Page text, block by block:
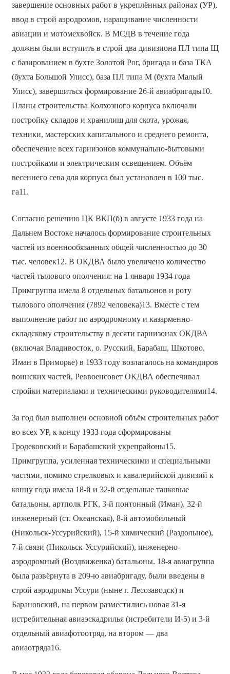
завершение основных работ в укреплённых районах (УР),
ввод в строй аэродромов, наращивание численности
авиации и мотомехвойск. В МСДВ в течение года
должны были вступить в строй два дивизиона ПЛ типа Щ
с базированием в бухте Золотой Рог, бригада и база ТКА
(бухта Большой Улисс), база ПЛ типа М (бухта Малый
Улисс), завершиться формирование 26-й авиабригады10.
Планы строительства Колхозного корпуса включали
постройку складов и хранилищ для скота, урожая,
техники, мастерских капитального и среднего ремонта,
обеспечение всех гарнизонов коммунально-бытовыми
постройками и электрическим освещением. Объём
весеннего сева для корпуса был установлен в 100 тыс.
га11.
Согласно решению ЦК ВКП(б) в августе 1933 года на
Дальнем Востоке началось формирование строительных
частей из военнообязанных общей численностью до 30
тыс. человек12. В ОКДВА было увеличено количество
частей тылового ополчения: на 1 января 1934 года
Примгруппа имела 8 отдельных батальонов и роту
тылового ополчения (7892 человека)13. Вместе с тем
выполнение работ по аэродромному и казарменно-
складскому строительству в десяти гарнизонах ОКДВА
(включая Владивосток, о. Русский, Барабаш, Шкотово,
Иман в Приморье) в 1933 году возлагалось на командиров
воинских частей, Реввоенсовет ОКДВА обеспечивал
стройки материалами и техническими руководителями14.
За год был выполнен основной объём строительных работ
во всех УР, к концу 1933 года сформированы
Гродековский и Барабашский укрепрайоны15.
Примгруппа, усиленная техническими и специальными
частями, помимо стрелковых и кавалерийской дивизий к
концу года имела 18-й и 32-й отдельные танковые
батальоны, артполк РГК, 3-й понтонный (Иман), 32-й
инженерный (ст. Океанская), 8-й автомобильный
(Никольск-Уссурийский), 15-й химический (Раздольное),
7-й связи (Никольск-Уссурийский), инженерно-
аэродромный (Воздвиженка) батальоны. 18-я авиагруппа
была развёрнута в 209-ю авиабригаду, были введены в
строй аэродромы Уссури (ныне г. Лесозаводск) и
Барановский, на первом разместились новая 31-я
истребительная авиаэскадрилья (истребители И-5) и 3-й
отдельный авиафотоотряд, на втором — два
авиаотряда16.